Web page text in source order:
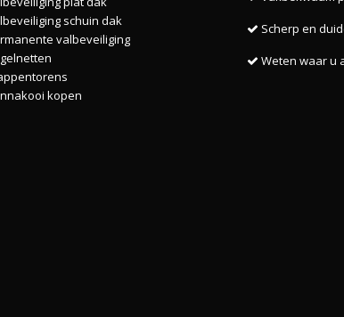
schuin dak
valbeveiliging
kopen
Scherp en
Weten waar u